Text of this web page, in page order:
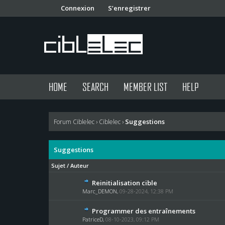
Connexion S’enregistrer
HOME SEARCH MEMBER LIST HELP
Forum Ciblelec › Ciblelec › Suggestions
Suggestions
Sujet /Auteur
Reinitialisation cible
Marc_DEMON,09-28-2024, 12:38 PM
Programmer des entraînements
PatriceD,08-10-2023, 09:12 PM